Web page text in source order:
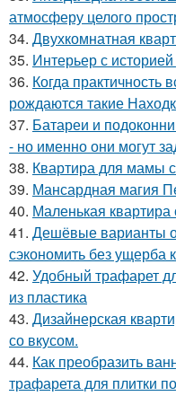
атмосферу целого
34. Двухкомнатная
35. Интерьер с
36. Когда практичность
рождаются такие
37. Батареи и
- но именно они могут
38. Квартира для мамы
39. Мансардная магия
40. Маленькая
41. Дешёвые варианты
сэкономить без ущерба
42. Удобный трафарет
из пластика
43. Дизайнерская
со вкусом.
44. Как преобразить
трафарета для плитки